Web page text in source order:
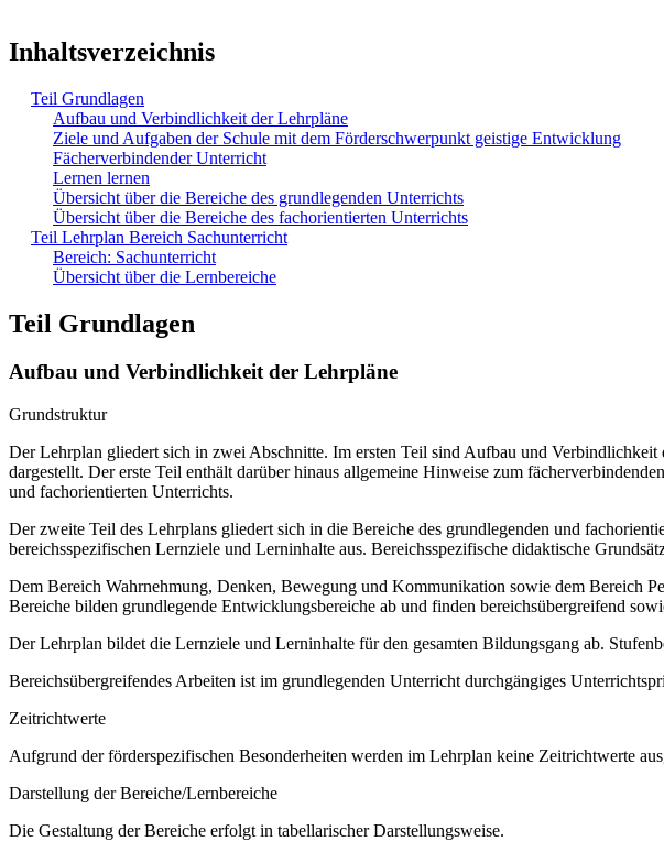
Inhaltsverzeichnis
Teil Grundlagen
Aufbau und Verbindlichkeit der Lehrpläne
Ziele und Aufgaben der Schule mit dem Förderschwerpunkt geistige Entwicklung
Fächerverbindender Unterricht
Lernen lernen
Übersicht über die Bereiche des grundlegenden Unterrichts
Übersicht über die Bereiche des fachorientierten Unterrichts
Teil Lehrplan Bereich Sachunterricht
Bereich: Sachunterricht
Übersicht über die Lernbereiche
Teil Grundlagen
Aufbau und Verbindlichkeit der Lehrpläne
Grundstruktur
Der Lehrplan gliedert sich in zwei Abschnitte. Im ersten Teil sind Aufbau und
dargestellt. Der erste Teil enthält darüber hinaus allgemeine Hinweise zum
und fachorientierten Unterrichts.
Der zweite Teil des Lehrplans gliedert sich in die Bereiche des grundlegenden und
bereichsspezifischen Lernziele und Lerninhalte aus. Bereichsspezifische didaktische
Dem Bereich Wahrnehmung, Denken, Bewegung und Kommunikation sowie dem Bereich
Bereiche bilden grundlegende Entwicklungsbereiche ab und finden bereichsübergreifend
Der Lehrplan bildet die Lernziele und Lerninhalte für den gesamten Bildungsgang ab.
Bereichsübergreifendes Arbeiten ist im grundlegenden Unterricht durchgängiges
Zeitrichtwerte
Aufgrund der förderspezifischen Besonderheiten werden im Lehrplan keine Zeitrichtwerte
Darstellung der Bereiche/Lernbereiche
Die Gestaltung der Bereiche erfolgt in tabellarischer Darstellungsweise.